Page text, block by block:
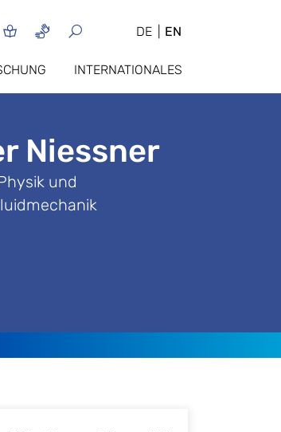
DE EN
INTERNATIONALES
Niessner
und